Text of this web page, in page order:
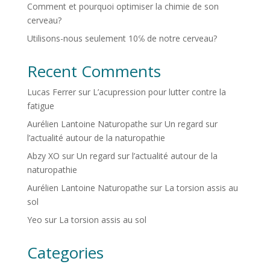
Comment et pourquoi optimiser la chimie de son
cerveau?
Utilisons-nous seulement 10℅ de notre cerveau?
Recent Comments
Lucas Ferrersur L’acupression pour lutter contre la
fatigue
Aurélien Lantoine Naturopathe sur Un regard sur
l’actualité autour de la naturopathie
Abzy XO sur Un regard sur l’actualité autour de la
naturopathie
Aurélien Lantoine Naturopathe sur La torsion assis au
sol
Yeo sur La torsion assis au sol
Categories